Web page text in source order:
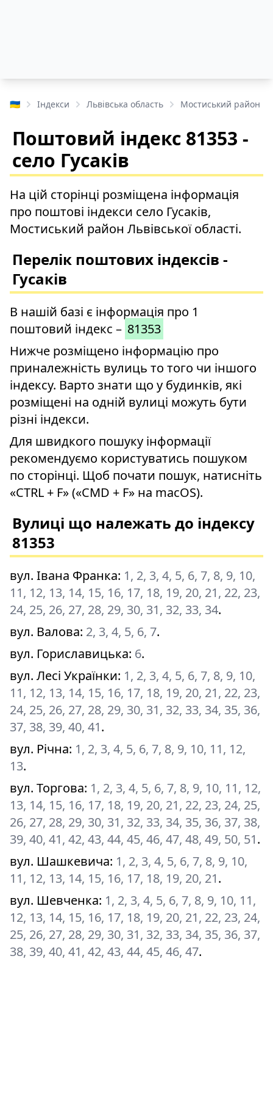
🇺🇦 Індекси Львівська область Мостиський район
Поштовий індекс 81353 -
село Гусаків
На цій сторінці розміщена інформація
про поштові індекси село Гусаків,
Мостиський район Львівської області.
Перелік поштових індексів -
Гусаків
В нашій базі є інформація про 1
поштовий індекс – 81353
Нижче розміщено інформацію про
приналежність вулиць то того чи іншого
індексу. Варто знати що у будинків, які
розміщені на одній вулиці можуть бути
різні індекси.
Для швидкого пошуку інформації
рекомендуємо користуватись пошуком
по сторінці. Щоб почати пошук, натисніть
«CTRL + F» («CMD + F» на macOS).
Вулиці що належать до індексу
81353
вул. Івана Франка: 1, 2, 3, 4, 5, 6, 7, 8, 9, 10,
11, 12, 13, 14, 15, 16, 17, 18, 19, 20, 21, 22, 23,
24, 25, 26, 27, 28, 29, 30, 31, 32, 33, 34.
вул. Валова: 2, 3, 4, 5, 6, 7.
вул. Гориславицька: 6.
вул. Лесі Українки: 1, 2, 3, 4, 5, 6, 7, 8, 9, 10,
11, 12, 13, 14, 15, 16, 17, 18, 19, 20, 21, 22, 23,
24, 25, 26, 27, 28, 29, 30, 31, 32, 33, 34, 35, 36,
37, 38, 39, 40, 41.
вул. Річна: 1, 2, 3, 4, 5, 6, 7, 8, 9, 10, 11, 12,
13.
вул. Торгова: 1, 2, 3, 4, 5, 6, 7, 8, 9, 10, 11, 12,
13, 14, 15, 16, 17, 18, 19, 20, 21, 22, 23, 24, 25,
26, 27, 28, 29, 30, 31, 32, 33, 34, 35, 36, 37, 38,
39, 40, 41, 42, 43, 44, 45, 46, 47, 48, 49, 50, 51.
вул. Шашкевича: 1, 2, 3, 4, 5, 6, 7, 8, 9, 10,
11, 12, 13, 14, 15, 16, 17, 18, 19, 20, 21.
вул. Шевченка: 1, 2, 3, 4, 5, 6, 7, 8, 9, 10, 11,
12, 13, 14, 15, 16, 17, 18, 19, 20, 21, 22, 23, 24,
25, 26, 27, 28, 29, 30, 31, 32, 33, 34, 35, 36, 37,
38, 39, 40, 41, 42, 43, 44, 45, 46, 47.